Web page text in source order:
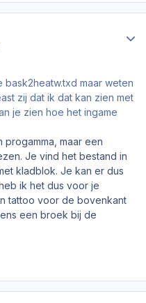
maar weten
zij dat ik dat kan zien met
je zien hoe het ingame
maar een
Je vind het bestand in
kladblok. Je kan er dus
ik het dus voor je
tattoo voor de bovenkant
een broek bij de